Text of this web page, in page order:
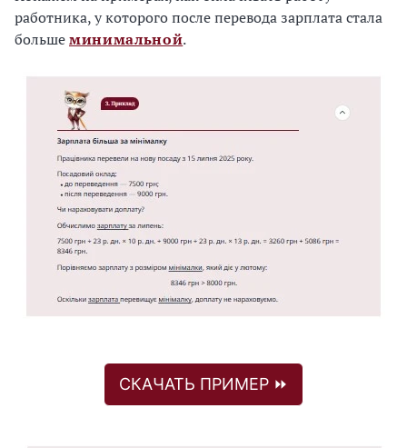
работника, у которого после перевода зарплата стала
большеминимальной.
СКАЧАТЬ ПРИМЕР ⏩